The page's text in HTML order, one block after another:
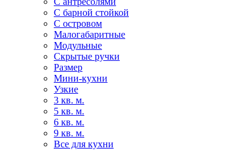
С барной стойкой
С островом
Малогабаритные
Модульные
Скрытые ручки
Размер
Мини-кухни
Узкие
3 кв. м.
5 кв. м.
6 кв. м.
9 кв. м.
Все для кухни